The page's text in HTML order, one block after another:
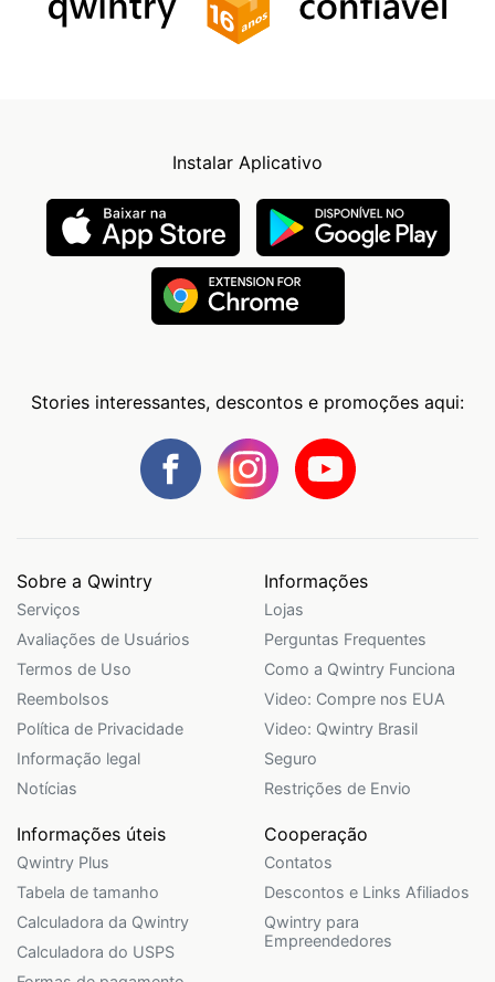
Instalar Aplicativo
Stories interessantes, descontos e promoções aqui:
Sobre a Qwintry
Serviços
Avaliações de Usuários
Termos de Uso
Reembolsos
Política de Privacidade
Informação legal
Notícias
Informações
Lojas
Perguntas Frequentes
Como a Qwintry Funciona
Video: Compre nos EUA
Video: Qwintry Brasil
Seguro
Restrições de Envio
Informações úteis
Qwintry Plus
Tabela de tamanho
Calculadora da Qwintry
Calculadora do USPS
Cooperação
Contatos
Descontos e Links Afiliados
Qwintry para
Empreendedores